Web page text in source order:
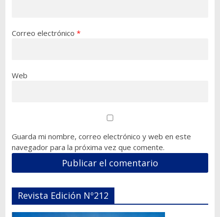
Correo electrónico *
Web
Guarda mi nombre, correo electrónico y web en este
navegador para la próxima vez que comente.
Revista Edición Nº212